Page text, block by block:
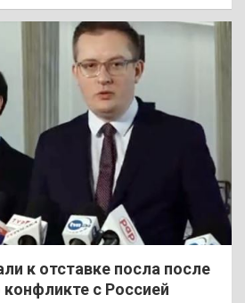
к отставке посла после
с Россией